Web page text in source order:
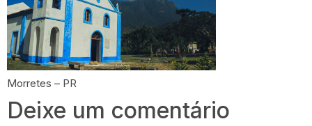
Morretes – PR
Deixe um comentário